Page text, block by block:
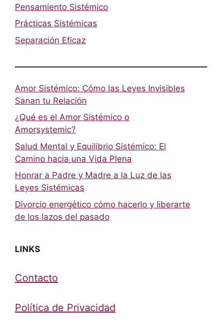
Pensamiento Sistémico
Prácticas Sistémicas
Separación Eficaz
Amor Sistémico: Cómo las Leyes Invisibles
Sanan tu Relación
¿Qué es el Amor Sistémico o
Amorsystemic?
Salud Mental y Equilibrio Sistémico: El
Camino hacia una Vida Plena
Honrar a Padre y Madre a la Luz de las
Leyes Sistémicas
Divorcio energético cómo hacerlo y liberarte
de los lazos del pasado
LINKS
Contacto
Política de Privacidad